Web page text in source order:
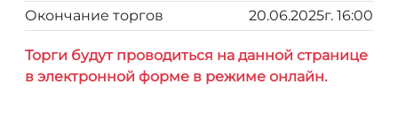
Окончание торгов
20.06.2025г. 16:00
Торги будут проводиться на данной странице
в электронной форме в режиме онлайн.